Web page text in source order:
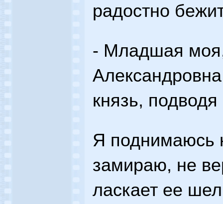
радостно
- Младшая
князь,
Я поднимаюсь
замираю, не
ласкает ее